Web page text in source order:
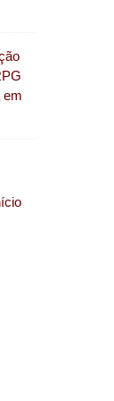
em